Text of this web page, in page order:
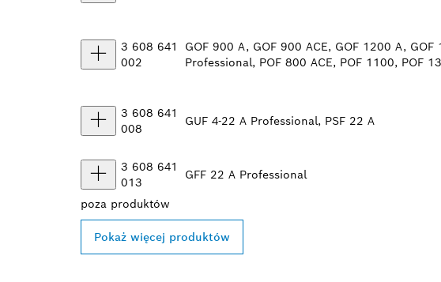
3 608 641
002
GOF 900 A, GOF 900 ACE, GOF 1200 A, GOF
Professional, POF 800 ACE, POF 1100, POF
3 608 641
008
GUF 4-22 A Professional, PSF 22 A
3 608 641
013
GFF 22 A Professional
poza produktów
Pokaż więcej produktów